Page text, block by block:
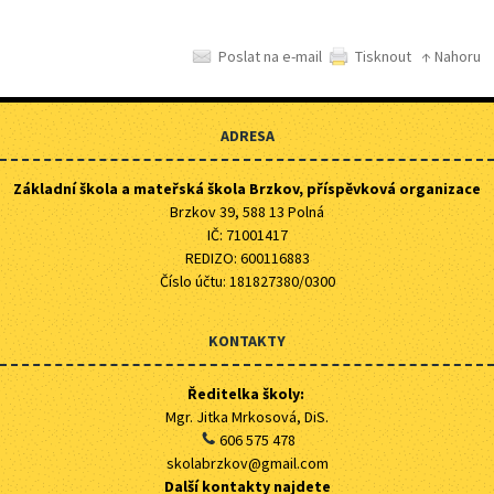
Poslat na e-mail Tisknout ↑ Nahoru
ADRESA
Základní škola a mateřská škola Brzkov, příspěvková organizace
Brzkov 39, 588 13 Polná
IČ: 71001417
REDIZO: 600116883
Číslo účtu: 181827380/0300
KONTAKTY
Ředitelka školy:
Mgr. Jitka Mrkosová, DiS.
606 575 478
skolabrzkov@gmail.com
Další kontakty najdete